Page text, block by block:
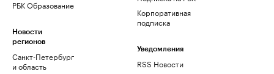
РБК Образование
Новости
регионов
Санкт-Петербург
и область
Корпоративная
подписка
Уведомления
RSS Новости